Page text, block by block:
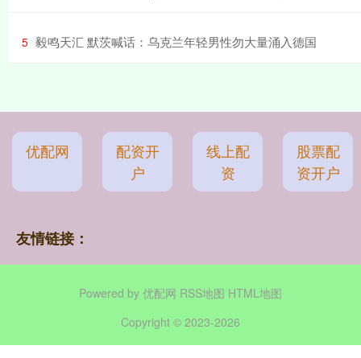
5 ​毅鸣天汇 默茨喊话：乌克兰年轻男性勿大量涌入德国
优配网
配资开
户
线上配
资
股票配
资开户
友情链接：
Powered by 优配网 RSS地图 HTML地图
Copyright © 2023-2026